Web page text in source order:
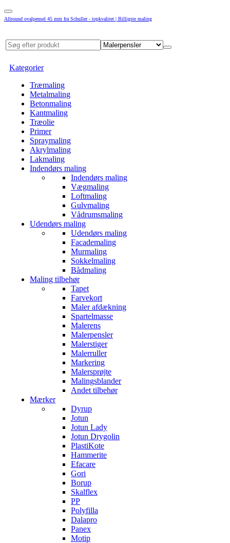
Allround ovalpensel 45 mm fra Schuller - topkvalitet | Billigste maling
Kategorier
Træmaling
Metalmaling
Betonmaling
Kantmaling
Træolie
Primer
Spraymaling
Akrylmaling
Lakmaling
Indendørs maling
Indendørs maling
Vægmaling
Loftmaling
Gulvmaling
Vådrumsmaling
Udendørs maling
Udendørs maling
Facademaling
Murmaling
Sokkelmaling
Bådmaling
Maling tilbehør
Tapet
Farvekort
Maler afdækning
Spartelmasse
Malerens
Malerpensler
Malerstiger
Malerruller
Markering
Malersprøjte
Malingsblander
Andet tilbehør
Mærker
Dyrup
Jotun
Jotun Lady
Jotun Drygolin
PlastiKote
Hammerite
Efacare
Gori
Borup
Skalflex
PP
Polyfilla
Dalapro
Panex
Motip